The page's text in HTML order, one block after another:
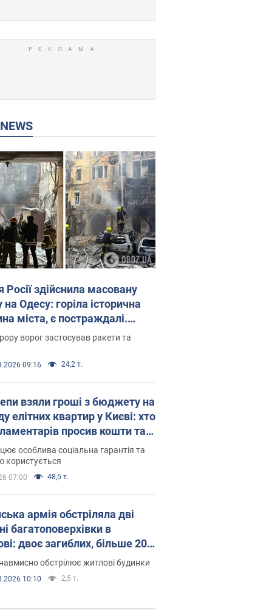
NEWS
Росії здійснила масовану
на Одесу: горіла історична
міста, є постраждалі.
відео
ворог застосував ракети та
09:16 24,2 т.
взяли гроші з бюджету на
елітних квартир у Києві: хто
просив кошти та
особлива соціальна гарантія та
користується
07:00 48,5 т.
армія обстріляла дві
багатоповерхівки в
двоє загиблих, більше 20
обстрілює житлові будинки
10:10 2,5 т.